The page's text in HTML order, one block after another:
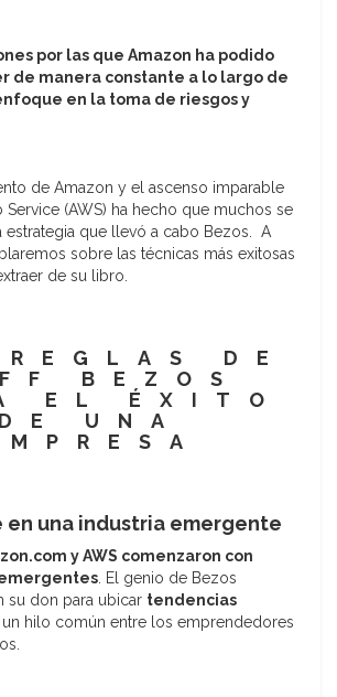
por las que Amazon ha podido
de manera constante a lo largo de
en la toma de riesgos y
de Amazon y el ascenso imparable
Service (AWS) ha hecho que muchos se
estrategia que llevó a cabo Bezos. A
sobre las técnicas más exitosas
de su libro.
DE
BEZOS
EL ÉXITO
DE UNA
en una industria emergente
y AWS comenzaron con
. El genio de Bezos
su don para ubicar tendencias
un hilo común entre los emprendedores